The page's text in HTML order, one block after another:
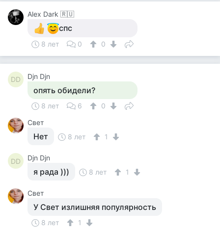
Alex Dark 🇷🇺
спс
8 лет 0 0
DD Djn Djn
опять обидели?
8 лет 6
0
Свет
Нет 8 лет 1
DD Djn Djn
я рада ))) 8 лет 1
Свет
У Свет излишняя популярность
8 лет 1